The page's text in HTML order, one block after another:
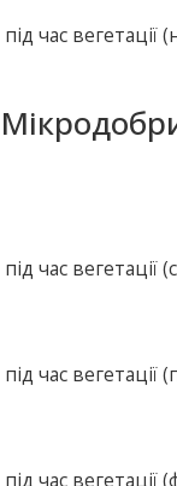
час вегетації
час вегетації
час вегетації